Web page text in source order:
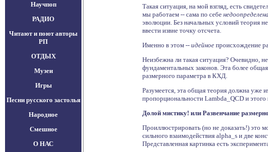
Научпоп
РАДИО
Читают и поют авторы
РП
ОТДЫХ
Музеи
Игры
Песни русского застолья
Народное
Смешное
О НАС
Такая ситуация, на мой взгляд, есть
мы работаем -- сама по себе недоопределена
эволюции. Без начальных условий теория
ввести извне точку отсчета.
Именно в этом -- идейное происхождение
Неизбежна ли такая ситуация? Очевидно,
фундаментальных законов. Эта более
размерного параметра в КХД.
Разумеется, эта общая теория должна уже
пропорциональности Lambda_QCD и этого
Долой мистику! или Развенчание
Проиллюстрировать (но не доказать!) это
сильного взаимодействия alpha_s и две
Представленная картинка есть